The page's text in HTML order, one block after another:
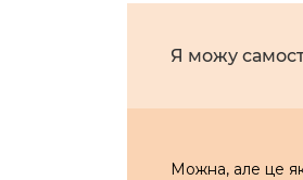
Я можу
Можна, але це